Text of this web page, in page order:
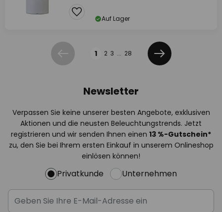
Auf Lager
Zurück 1 2 3 ... 28
Weiter
Newsletter
Verpassen Sie keine unserer besten Angebote, exklusiven
Aktionen und die neusten Beleuchtungstrends. Jetzt
registrieren und wir senden Ihnen einen 13 %-Gutschein*
zu, den Sie bei Ihrem ersten Einkauf in unserem Onlineshop
einlösen können!
Privatkunde Unternehmen